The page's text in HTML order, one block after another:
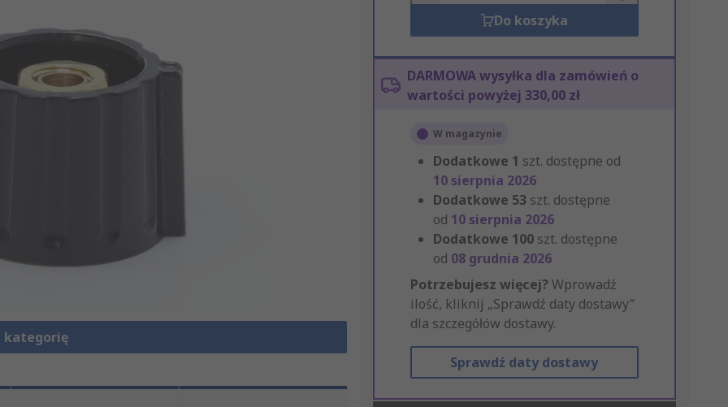
kategorię
Do koszyka
DARMOWA wysyłka dla zamówień o
wartości powyżej 330,00 zł
W magazynie
Dodatkowe 1 szt. dostępne od
10 sierpnia 2026
Dodatkowe 53 szt. dostępne
od 10 sierpnia 2026
Dodatkowe 100 szt. dostępne
od 08 grudnia 2026
Potrzebujesz więcej? Wprowadź
ilość, kliknij „Sprawdź daty dostawy”
dla szczegółów dostawy.
Sprawdź daty dostawy